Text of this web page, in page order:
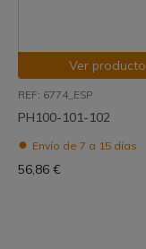
Ver producto
REF: 6774_ESP
PH100-101-102
Envío de 7 a 15 días
56,86 €